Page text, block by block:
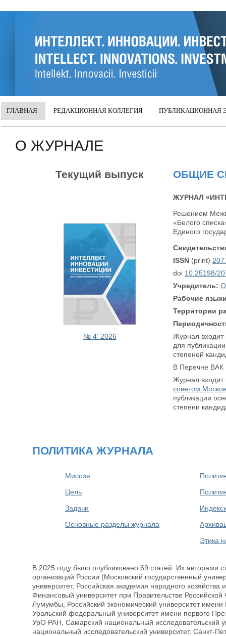
ГЛАВНАЯ РЕДАКЦИОННАЯ КОЛЛЕГИЯ ПУБЛИКАЦИОННАЯ
О ЖУРНАЛЕ
Текущий выпуск ОБЩИЕ
№ 4’ 2026
ЖУРНАЛ
Решением
«Белого
Единого
ISSN (print)
doi 10.25198/
Учредитель:
Рабочие
Территории
Журнал
для
степеней
В Перечне
Журнал
советом
публикации
степени
ПОЛИТИКА ЖУРНАЛА
Миссия
Цель
Задачи
Основные разделы журнала
Этика
В 2025 году было опубликовано 69 статей. Их авторами
организаций России (Московский государственный
университет, Российская академия народного
Финансовый университет при Правительстве
Лумумбы, Российский экономический университет
Уральский федеральный университет имени первого
УрО РАН, Самарский национальный исследовательский
национальный исследовательский университет, Санкт-